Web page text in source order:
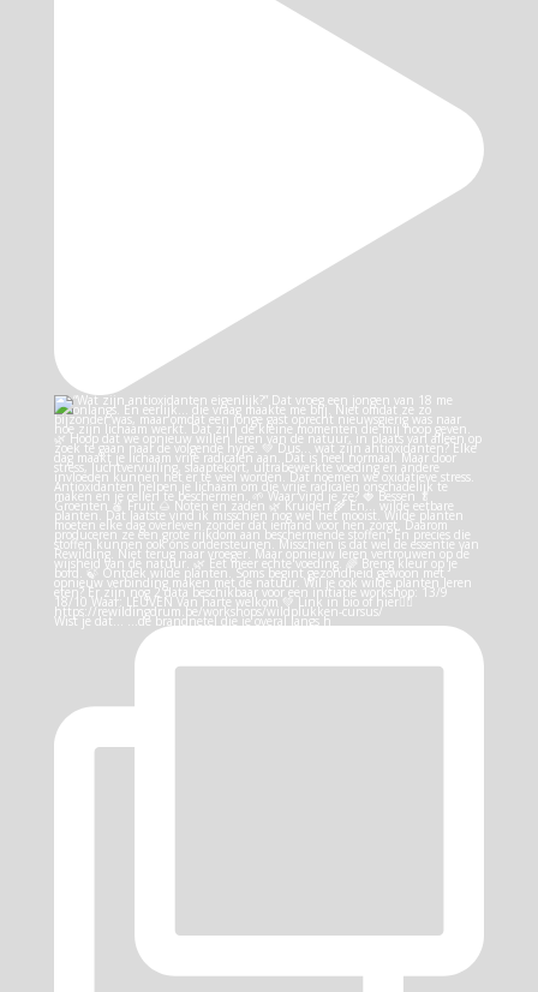
Wist je dat… …de brandnetel die je overal langs h